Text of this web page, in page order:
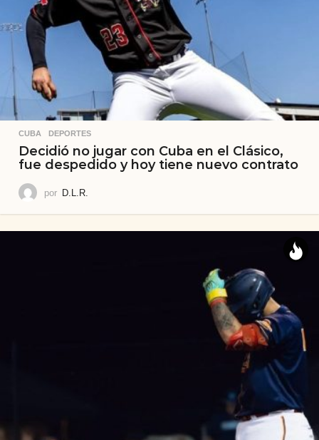
CUBA ,DEPORTES
Decidió no jugar con Cuba en el Clásico,
fue despedido y hoy tiene nuevo contrato
por D.L.R.